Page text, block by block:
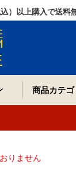
）以上購入で送料
商品カテゴ
りません